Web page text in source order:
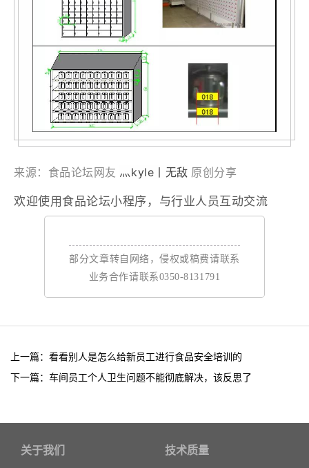
来源： 食品论坛网友 灬kyle丨无敌 原创分享
欢迎使用食品论坛小程序，与行业人员互动交流
部分文章转自网络，侵权或稿费请联系
业务合作请联系0350-8131791
上一篇：看看别人是怎么给新员工进行食品安全培训的
下一篇：车间员工个人卫生问题不能彻底解决，该反思了
关于我们 技术质量